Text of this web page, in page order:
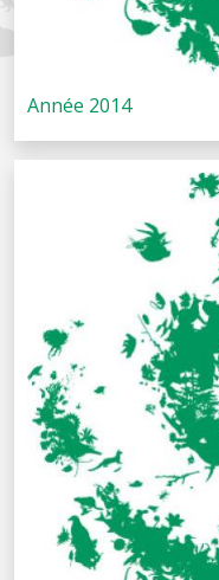
Année 2014